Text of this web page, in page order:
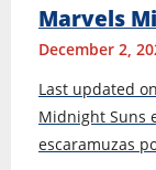
Marvels
December 2,
Last updated
Midnight Suns
escaramuzas